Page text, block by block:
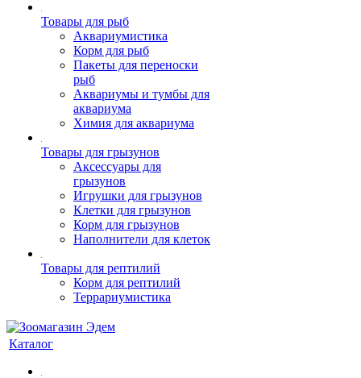
Товары для рыб
Аквариумистика
Корм для рыб
Пакеты для переноски
рыб
Аквариумы и тумбы для
аквариума
Химия для аквариума
Товары для грызунов
Аксессуары для
грызунов
Игрушки для грызунов
Клетки для грызунов
Корм для грызунов
Наполнители для клеток
Товары для рептилий
Корм для рептилий
Террариумистика
Каталог